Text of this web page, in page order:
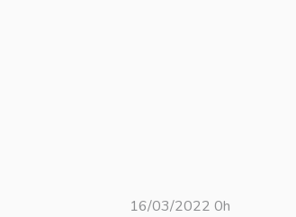
16/03/2022 0h